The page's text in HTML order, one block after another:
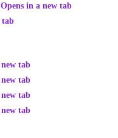
Opens in a new tab
tab
tab
tab
tab
tab